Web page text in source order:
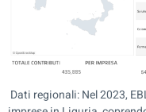
Dati regionali: Nel 2023,